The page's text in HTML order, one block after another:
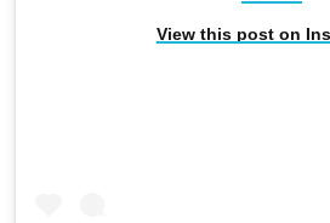
View this post on